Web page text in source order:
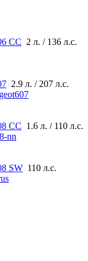
CC 2 л. / 136 л.с.
2.9 л. / 207 л.с.
CC 1.6 л. / 110 л.с.
nn
SW 110 л.с.